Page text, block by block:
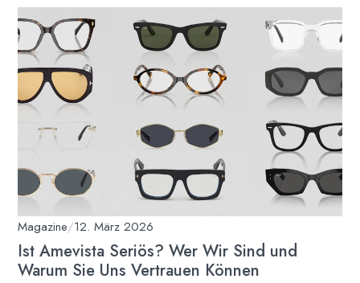
Magazine/12. März 2026
Ist Amevista Seriös? Wer Wir Sind und
Warum Sie Uns Vertrauen Können